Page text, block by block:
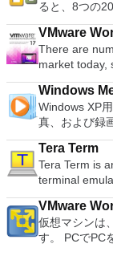
トヴィエシュ
ク、ポルスキ
スロベンツキ
Svenska、
1080pまたは
ゲームを高い
ーターを切り
労し、時々フ
を使用するに
BIOSが必要で
Writer
presentations
processing
document file
support (iOS
Although it is
many
adjustment
converter,
It also has
document,
support. Overall, WPS Office 2016 Free is a good alternative
to Microsoft's
processor;
effective slide
トフォームに
は、スタンド
主な機能は次
Connectを実
Screen
ソフトウェア
す。 各デバイ
バイス間の接
の高度なキーが含まれて
ート。 VNC Connectサブスクリプションには、無料、有料、
試用の3つの
ンごとに、
ューターに
に、RealVNC
シンでVNC
の増え続ける
か、PCまた
自の強化によ
新機能は次のとおりです。
Blu-ray、4K
ト全画面モー
オンのミニビ
Vimeoで4K
の向上：
およびOculus
注：これは商
ると、8つの
XPS形式にエ
すると、これ
XPS形式の電
ます（特定の
ダウンロード
Microsoft Office Access
Microsoft Office
2007。 Microsoft Office PowerPoint 2007。 Microsoft Office
Publisher 2007。 Microsoft Office Visio 2007
Office Word 2007。 2007 Microsoft Officeプ
Microsoft
Office
Office system
す。 システム
ステム。
VMware
There are
market today,
place
the easiest to
it comes to
patches, in an
Features include: Powerful 3D Graphics -
OpenGL 3.3
anywhere on
Support -
Restricted
virtual
Haswell CPU
Windows
Windows XP
真、および録
適な機能を搭
めのポータブ
との共有も、すべて
まったく新し
ます。 大好き
楽しくなりま
音楽、ビデオ
しめます。
Tera Term
Tera Term is
terminal emulator
computer
supports telnet, SSH
has a built-in
plugins. Key features include: Automatically creates logs with
VMware
仮想マシンは
す。 PCでPC